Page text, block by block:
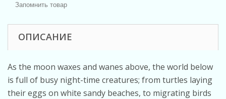
Запомнить товар
ОПИСАНИЕ
As the moon waxes and wanes above, the world below
is full of busy night-time creatures; from turtles laying
their eggs on white sandy beaches, to migrating birds